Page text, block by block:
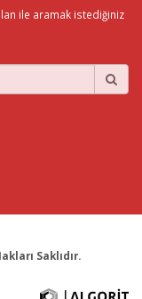
ile aramak istediğiniz
Saklıdır.